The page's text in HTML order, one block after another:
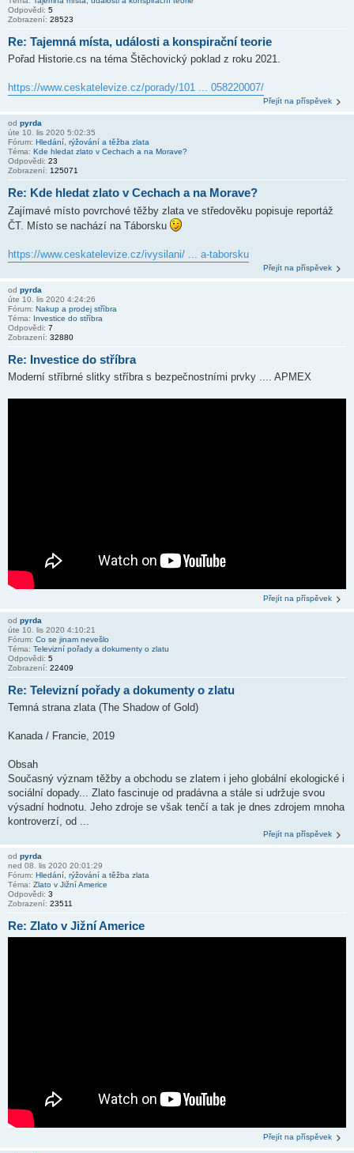
Odpovědi: 5
Zobrazení: 28523
Re: Tajemná místa, události a konspirační teorie
Pořad Historie.cs na téma Štěchovický poklad z roku 2021.
https://www.ceskatelevize.cz/porady/101 ... 058220007/
Přejít na příspěvek
od pyrda
úte 10. lis 2020 5:02:35
Fórum: Hledání, rýžování a těžba zlata
Téma: Kde hledat zlato v Cechach a na Morave?
Odpovědi: 23
Zobrazení: 125071
Re: Kde hledat zlato v Cechach a na Morave?
Zajímavé místo povrchové těžby zlata ve středověku popisuje reportáž
ČT. Místo se nachází na Táborsku
https://www.ceskatelevize.cz/ivysilani/ ... a-taborsku
Přejít na příspěvek
od pyrda
úte 10. lis 2020 4:24:26
Fórum: Nakup a prodej stříbra
Téma: Investice do stříbra
Odpovědi: 7
Zobrazení: 32880
Re: Investice do stříbra
Moderní stříbrné slitky stříbra s bezpečnostními prvky .... APMEX
Přejít na příspěvek
od pyrda
úte 10. lis 2020 4:10:21
Fórum: Co se jinam nevešlo
Téma: Televizní pořady a dokumenty o zlatu
Odpovědi: 5
Zobrazení: 22409
Re: Televizní pořady a dokumenty o zlatu
Temná strana zlata (The Shadow of Gold)
Kanada / Francie, 2019
Obsah
Současný význam těžby a obchodu se zlatem i jeho globální ekologické i
sociální dopady... Zlato fascinuje od pradávna a stále si udržuje svou
výsadní hodnotu. Jeho zdroje se však tenčí a tak je dnes zdrojem mnoha
kontroverzí, od ...
Přejít na příspěvek
od pyrda
ned 08. lis 2020 20:01:29
Fórum: Hledání, rýžování a těžba zlata
Téma: Zlato v Jižní Americe
Odpovědi: 3
Zobrazení: 23511
Re: Zlato v Jižní Americe
Přejít na příspěvek